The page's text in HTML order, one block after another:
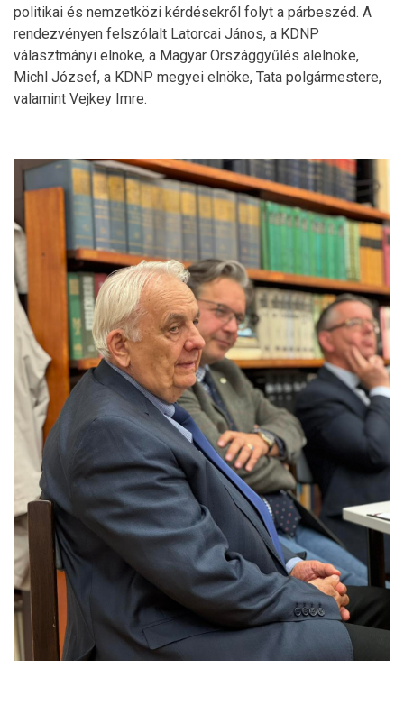
politikai és nemzetközi kérdésekről folyt a párbeszéd. A
rendezvényen felszólalt Latorcai János, a KDNP
választmányi elnöke, a Magyar Országgyűlés alelnöke,
Michl József, a KDNP megyei elnöke, Tata polgármestere,
valamint Vejkey Imre.